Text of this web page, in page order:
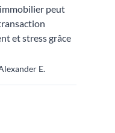
peut
et stress grâce
E.